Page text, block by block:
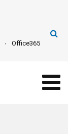
Office365